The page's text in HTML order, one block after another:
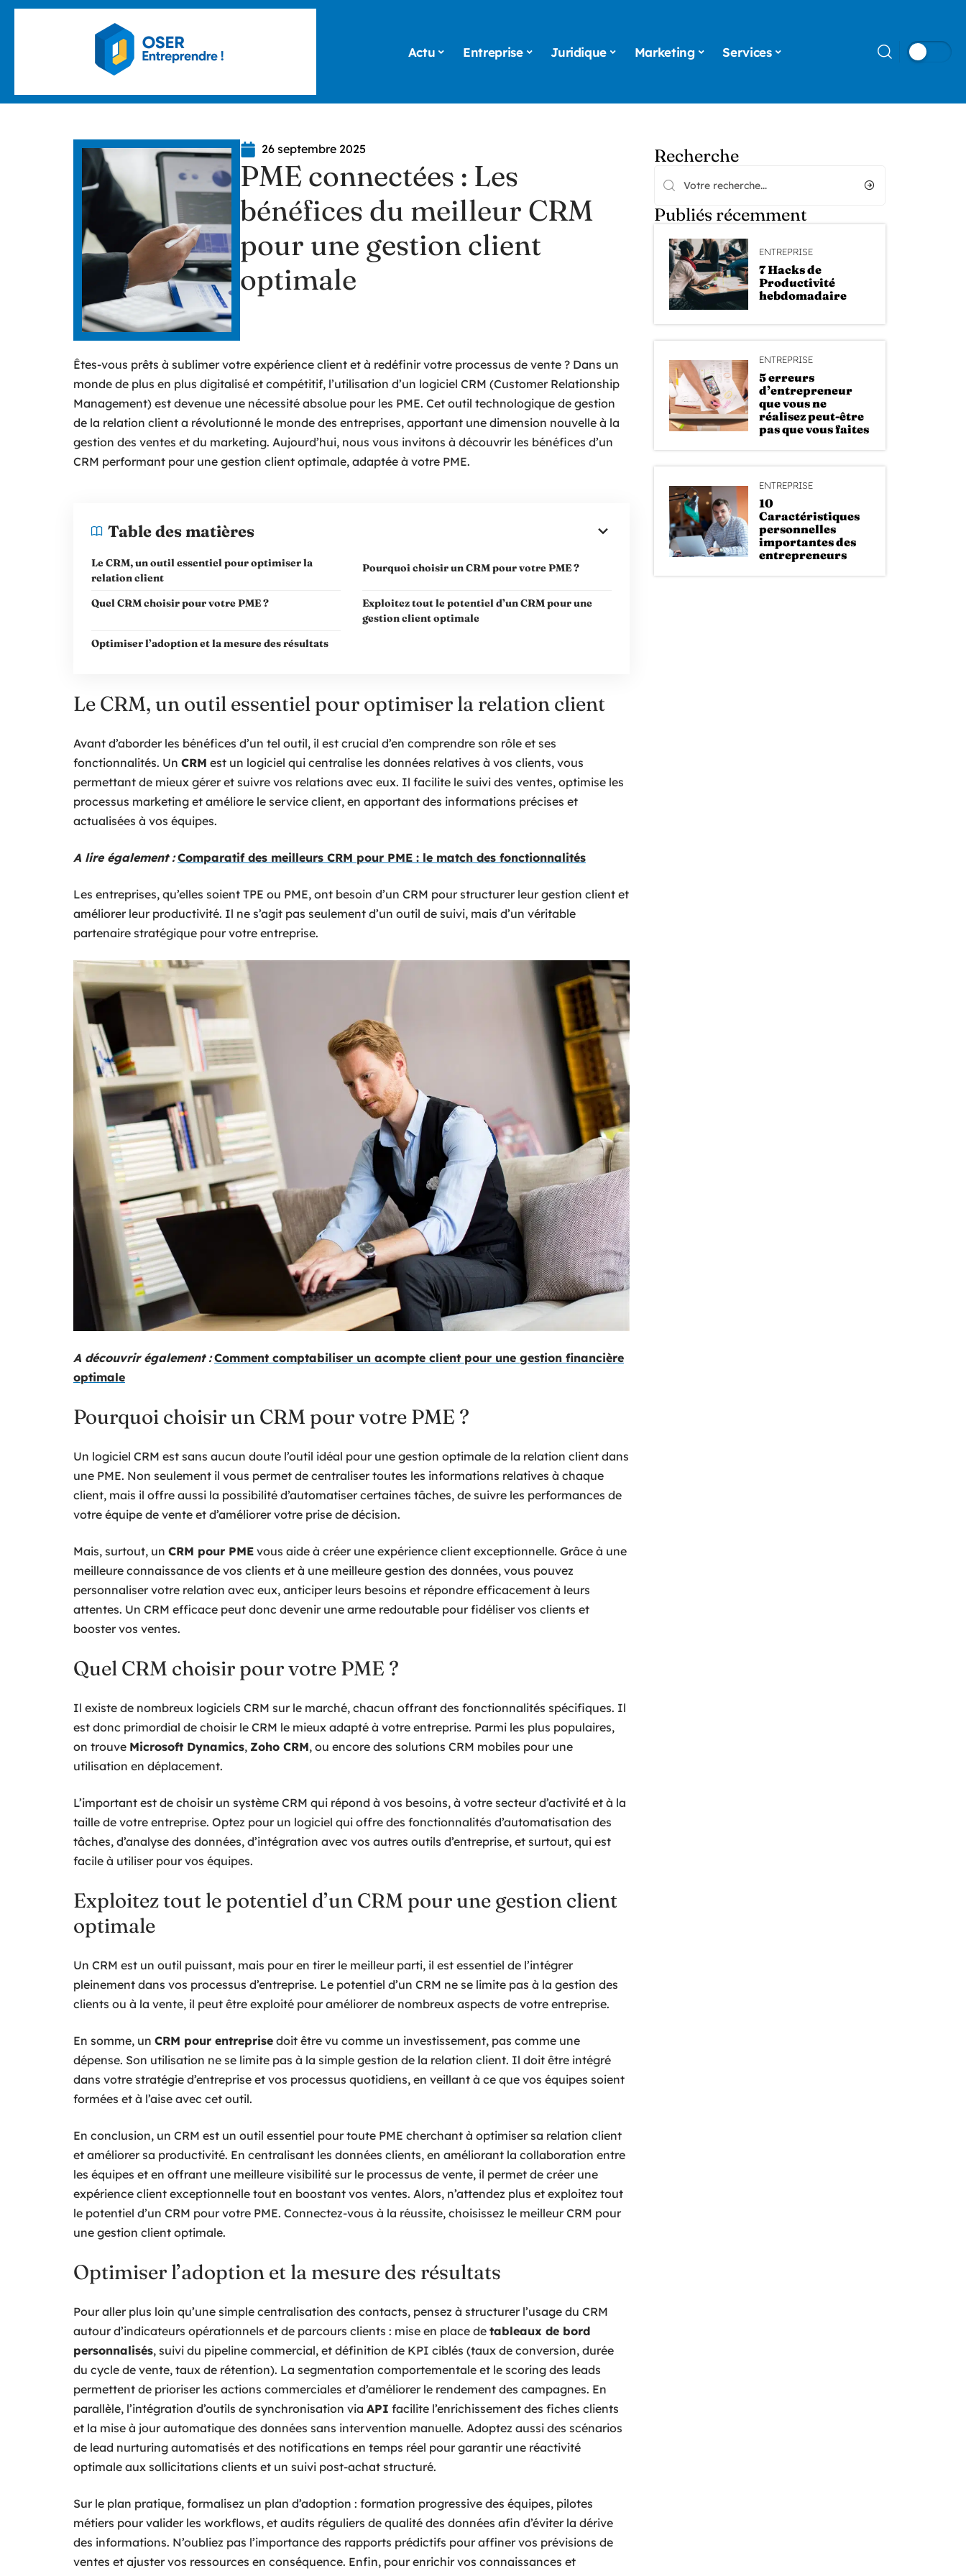
Actu Entreprise Juridique Marketing Services
26 septembre 2025
PME connectées : Les
bénéfices du meilleur CRM
pour une gestion client
optimale
Êtes-vous prêts à sublimer votre expérience client et à redéfinir votre processus de vente ? Dans un
monde de plus en plus digitalisé et compétitif, l’utilisation d’un logiciel CRM (Customer Relationship
Management) est devenue une nécessité absolue pour les PME. Cet outil technologique de gestion
de la relation client a révolutionné le monde des entreprises, apportant une dimension nouvelle à la
gestion des ventes et du marketing. Aujourd’hui, nous vous invitons à découvrir les bénéfices d’un
CRM performant pour une gestion client optimale, adaptée à votre PME.
Table des matières
Le CRM, un outil essentiel pour optimiser la
relation client
Pourquoi choisir un CRM pour votre PME ?
Quel CRM choisir pour votre PME ?
Exploitez tout le potentiel d’un CRM pour une
gestion client optimale
Optimiser l’adoption et la mesure des résultats
Le CRM, un outil essentiel pour optimiser la relation client
Avant d’aborder les bénéfices d’un tel outil, il est crucial d’en comprendre son rôle et ses
fonctionnalités. Un CRM est un logiciel qui centralise les données relatives à vos clients, vous
permettant de mieux gérer et suivre vos relations avec eux. Il facilite le suivi des ventes, optimise les
processus marketing et améliore le service client, en apportant des informations précises et
actualisées à vos équipes.
A lire également : Comparatif des meilleurs CRM pour PME : le match des fonctionnalités
Les entreprises, qu’elles soient TPE ou PME, ont besoin d’un CRM pour structurer leur gestion client et
améliorer leur productivité. Il ne s’agit pas seulement d’un outil de suivi, mais d’un véritable
partenaire stratégique pour votre entreprise.
A découvrir également : Comment comptabiliser un acompte client pour une gestion financière
optimale
Pourquoi choisir un CRM pour votre PME ?
Un logiciel CRM est sans aucun doute l’outil idéal pour une gestion optimale de la relation client dans
une PME. Non seulement il vous permet de centraliser toutes les informations relatives à chaque
client, mais il offre aussi la possibilité d’automatiser certaines tâches, de suivre les performances de
votre équipe de vente et d’améliorer votre prise de décision.
Mais, surtout, un CRM pour PME vous aide à créer une expérience client exceptionnelle. Grâce à une
meilleure connaissance de vos clients et à une meilleure gestion des données, vous pouvez
personnaliser votre relation avec eux, anticiper leurs besoins et répondre efficacement à leurs
attentes. Un CRM efficace peut donc devenir une arme redoutable pour fidéliser vos clients et
booster vos ventes.
Quel CRM choisir pour votre PME ?
Il existe de nombreux logiciels CRM sur le marché, chacun offrant des fonctionnalités spécifiques. Il
est donc primordial de choisir le CRM le mieux adapté à votre entreprise. Parmi les plus populaires,
on trouve Microsoft Dynamics, Zoho CRM, ou encore des solutions CRM mobiles pour une
utilisation en déplacement.
L’important est de choisir un système CRM qui répond à vos besoins, à votre secteur d’activité et à la
taille de votre entreprise. Optez pour un logiciel qui offre des fonctionnalités d’automatisation des
tâches, d’analyse des données, d’intégration avec vos autres outils d’entreprise, et surtout, qui est
facile à utiliser pour vos équipes.
Exploitez tout le potentiel d’un CRM pour une gestion client
optimale
Un CRM est un outil puissant, mais pour en tirer le meilleur parti, il est essentiel de l’intégrer
pleinement dans vos processus d’entreprise. Le potentiel d’un CRM ne se limite pas à la gestion des
clients ou à la vente, il peut être exploité pour améliorer de nombreux aspects de votre entreprise.
En somme, un CRM pour entreprise doit être vu comme un investissement, pas comme une
dépense. Son utilisation ne se limite pas à la simple gestion de la relation client. Il doit être intégré
dans votre stratégie d’entreprise et vos processus quotidiens, en veillant à ce que vos équipes soient
formées et à l’aise avec cet outil.
En conclusion, un CRM est un outil essentiel pour toute PME cherchant à optimiser sa relation client
et améliorer sa productivité. En centralisant les données clients, en améliorant la collaboration entre
les équipes et en offrant une meilleure visibilité sur le processus de vente, il permet de créer une
expérience client exceptionnelle tout en boostant vos ventes. Alors, n’attendez plus et exploitez tout
le potentiel d’un CRM pour votre PME. Connectez-vous à la réussite, choisissez le meilleur CRM pour
une gestion client optimale.
Optimiser l’adoption et la mesure des résultats
Pour aller plus loin qu’une simple centralisation des contacts, pensez à structurer l’usage du CRM
autour d’indicateurs opérationnels et de parcours clients : mise en place de tableaux de bord
personnalisés, suivi du pipeline commercial, et définition de KPI ciblés (taux de conversion, durée
du cycle de vente, taux de rétention). La segmentation comportementale et le scoring des leads
permettent de prioriser les actions commerciales et d’améliorer le rendement des campagnes. En
parallèle, l’intégration d’outils de synchronisation via API facilite l’enrichissement des fiches clients
et la mise à jour automatique des données sans intervention manuelle. Adoptez aussi des scénarios
de lead nurturing automatisés et des notifications en temps réel pour garantir une réactivité
optimale aux sollicitations clients et un suivi post-achat structuré.
Sur le plan pratique, formalisez un plan d’adoption : formation progressive des équipes, pilotes
métiers pour valider les workflows, et audits réguliers de qualité des données afin d’éviter la dérive
des informations. N’oubliez pas l’importance des rapports prédictifs pour affiner vos prévisions de
ventes et ajuster vos ressources en conséquence. Enfin, pour enrichir vos connaissances et
Recherche
Publiés récemment
ENTREPRISE
7 Hacks de
Productivité
hebdomadaire
ENTREPRISE
5 erreurs
d’entrepreneur
que vous ne
réalisez peut-être
pas que vous faites
ENTREPRISE
10
Caractéristiques
personnelles
importantes des
entrepreneurs